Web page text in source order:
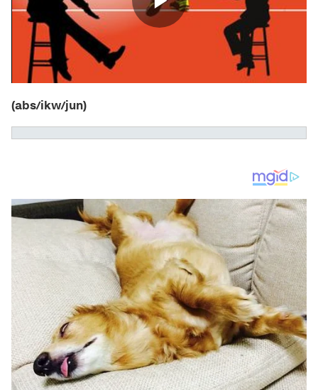
(abs/ikw/jun)